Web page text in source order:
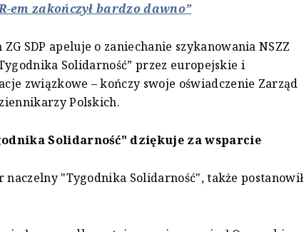
em zakończył bardzo dawno”
SDP apeluje o zaniechanie szykanowania NSZZ
Solidarność” przez europejskie i
związkowe – kończy swoje oświadczenie Zarząd
Polskich.
Solidarność" dziękuje za wsparcie
naczelny "Tygodnika Solidarność", także postanowił